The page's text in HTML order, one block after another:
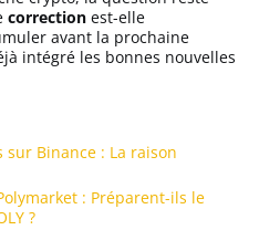
correction est-elle
avant la prochaine
intégré les bonnes nouvelles
sur Binance : La raison
: Préparent-ils le
?